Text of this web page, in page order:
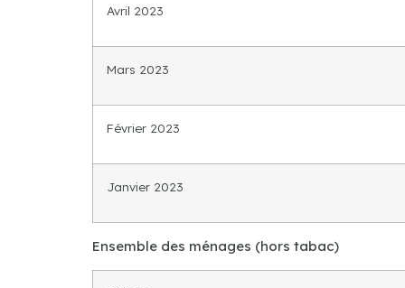
Avril 2023
Mars 2023
Février 2023
Janvier 2023
Ensemble des ménages (hors tabac)